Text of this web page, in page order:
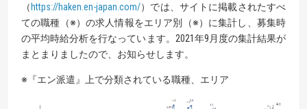
（ https://haken.en-japan.com/）では、サイトに掲載されたすべ
ての職種（※）の求人情報をエリア別（※）に集計し、募集時
の平均時給分析を行なっています。2021年9月度の集計結果が
まとまりましたので、お知らせします。
※『エン派遣』上で分類されている職種、エリア